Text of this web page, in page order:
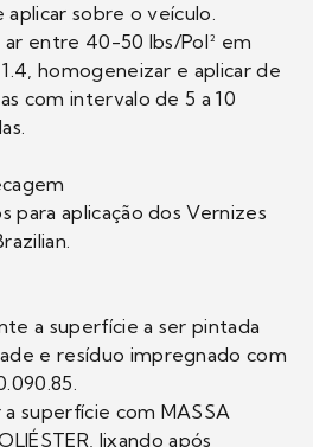
aplicar sobre o veículo.
ar entre 40-50 lbs/Pol² em
homogeneizar e aplicar de
com intervalo de 5 a 10
para aplicação dos Vernizes
a superfície a ser pintada
e resíduo impregnado com
a superfície com MASSA
lixando após